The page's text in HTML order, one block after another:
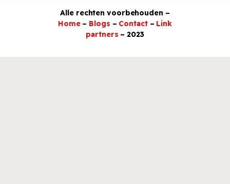
Alle rechten voorbehouden –
Home – Blogs – Contact – Link
partners – 2023